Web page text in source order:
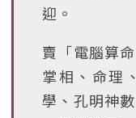
迎。
賣「電腦算
掌相、命理
學、孔明神